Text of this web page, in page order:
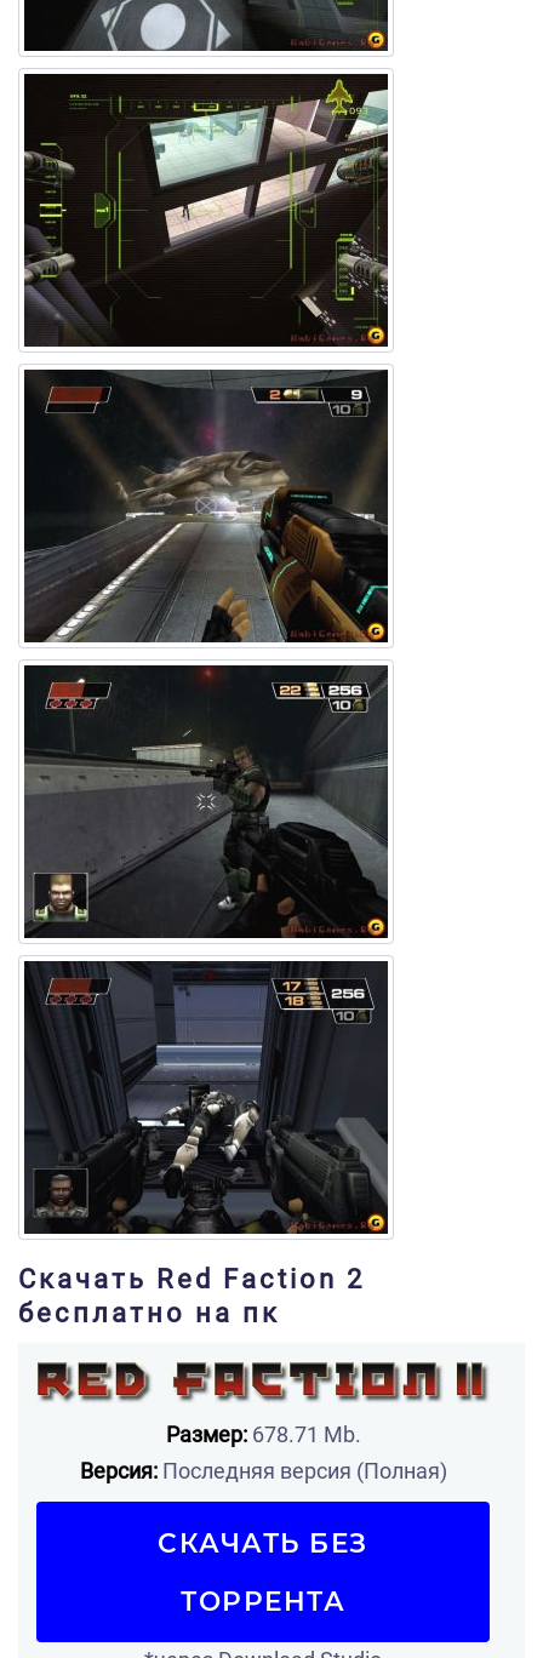
Скачать Red Faction 2
бесплатно на пк
Размер:678.71 Mb.
Версия:Последняя версия (Полная)
СКАЧАТЬ БЕЗ
ТОРРЕНТА